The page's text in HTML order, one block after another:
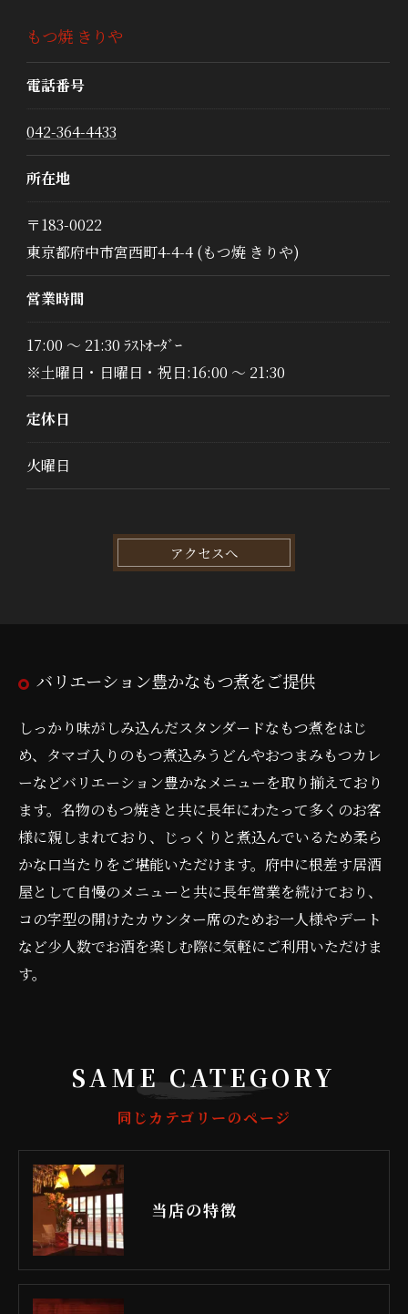
もつ焼 きりや
電話番号
042-364-4433
所在地
〒183-0022
東京都府中市宮西町4-4-4 (もつ焼 きりや)
営業時間
17:00 ～ 21:30 ﾗｽﾄｵｰﾀﾞｰ
※土曜日・日曜日・祝日:16:00 〜 21:30
定休日
火曜日
アクセスへ
バリエーション豊かなもつ煮をご提供
しっかり味がしみ込んだスタンダードなもつ煮をはじ
め、タマゴ入りのもつ煮込みうどんやおつまみもつカレ
ーなどバリエーション豊かなメニューを取り揃えており
ます。名物のもつ焼きと共に長年にわたって多くのお客
様に親しまれており、じっくりと煮込んでいるため柔ら
かな口当たりをご堪能いただけます。府中に根差す居酒
屋として自慢のメニューと共に長年営業を続けており、
コの字型の開けたカウンター席のためお一人様やデート
など少人数でお酒を楽しむ際に気軽にご利用いただけま
す。
同じカテゴリーのページ
SAME CATEGORY
当店の特徴